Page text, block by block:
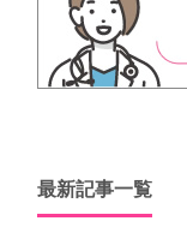
最新記事一覧